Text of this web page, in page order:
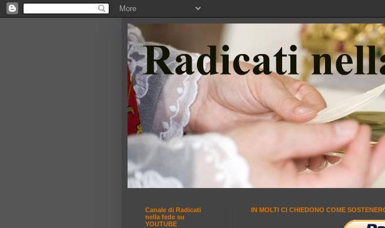
IN MOLTI CI CHIEDONO COME
Canale di Radicati
nella fede su
YOUTUBE